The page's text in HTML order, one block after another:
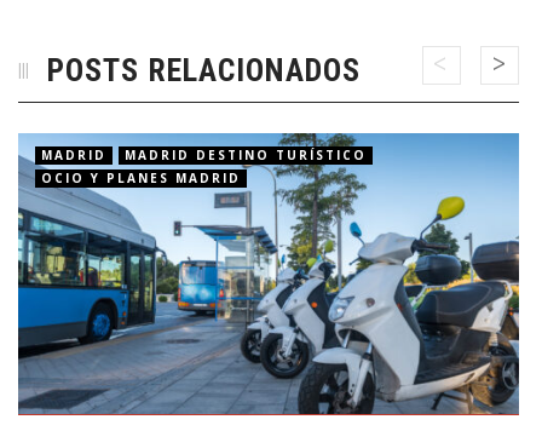
POSTS RELACIONADOS
MADRID
MADRID DESTINO TURÍSTICO
OCIO Y PLANES MADRID